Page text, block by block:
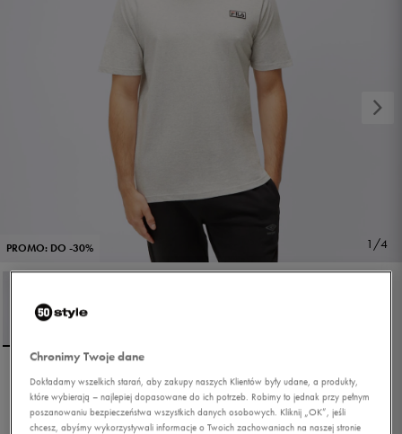
PROMO: DO -30% 1/4
FILA T-SHIRT TRAY
Chronimy Twoje dane
Dokładamy wszelkich starań, aby zakupy naszych Klientów były udane, a produkty,
które wybierają – najlepiej dopasowane do ich potrzeb. Robimy to jednak przy pełnym
poszanowaniu bezpieczeństwa wszystkich danych osobowych. Kliknij „OK”, jeśli
chcesz, abyśmy wykorzystywali informacje o Twoich zachowaniach na naszej stronie